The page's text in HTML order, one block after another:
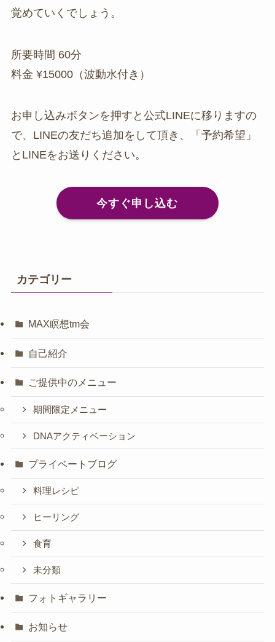
覚めていくでしょう。
所要時間 60分
料金 ¥15000（波動水付き）
お申し込みボタンを押すと公式LINEに移りますの
で、LINEの友だち追加をして頂き、「予約希望」
とLINEをお送りください。
今すぐ申し込む
カテゴリー
MAX瞑想tm会
自己紹介
ご提供中のメニュー
期間限定メニュー
DNAアクティベーション
プライベートブログ
料理レシピ
ヒーリング
食育
未分類
フォトギャラリー
お知らせ